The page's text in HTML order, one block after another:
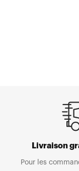
Livraison
Pour les